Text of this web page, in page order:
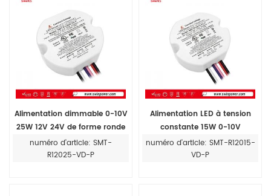
Alimentation dimmable 0-10V
25W 12V 24V de forme ronde
120-277VAC pour bande
lumineuse LED
numéro d'article: SMT-
R12025-VD-P
Alimentation LED à tension
constante 15W 0-10V
dimmable 12V 24V pour bande
lumineuse
numéro d'article: SMT-R12015-
VD-P